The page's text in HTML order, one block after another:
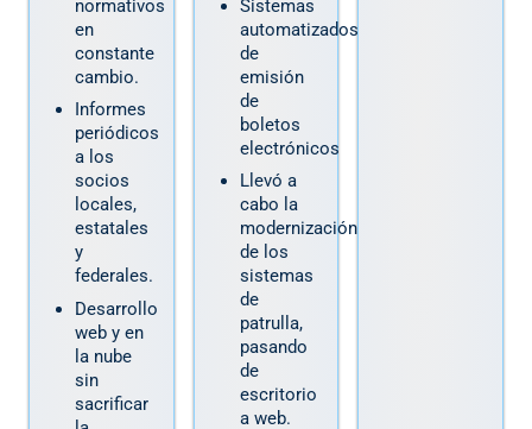
normativos
en
constante
cambio.
Informes
periódicos
a los
socios
locales,
estatales
y
federales.
Desarrollo
web y en
la nube
sin
sacrificar
Sistemas
automatizados
de
emisión
de
boletos
electrónicos
Llevó a
cabo la
modernización
de los
sistemas
de
patrulla,
pasando
de
escritorio
a web.